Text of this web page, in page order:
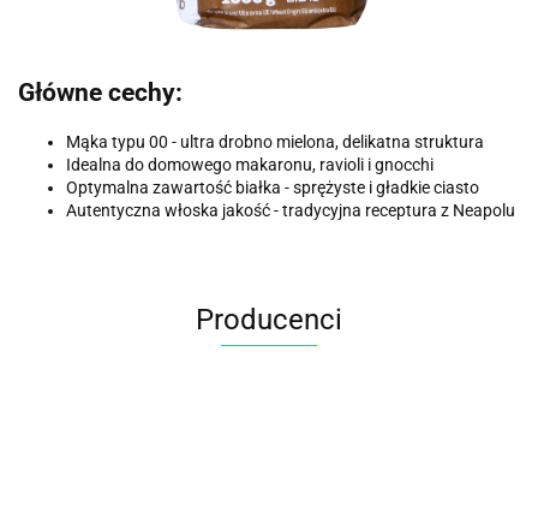
Główne cechy:
Mąka typu 00 - ultra drobno mielona, delikatna struktura
Idealna do domowego makaronu, ravioli i gnocchi
Optymalna zawartość białka - sprężyste i gładkie ciasto
Autentyczna włoska jakość - tradycyjna receptura z Neapolu
Producenci